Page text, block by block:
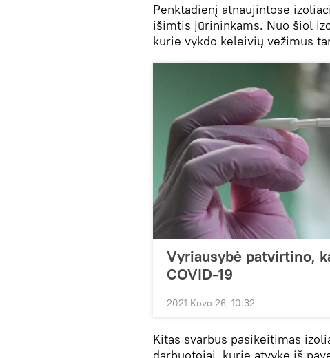
Penktadienį atnaujintose
išimtis jūrininkams. Nuo šiol
kurie vykdo keleivių vežimus
Vyriausybė patvirtino,
COVID-19
2021 Kovo 26, 10:32
Kitas svarbus pasikeitimas
darbuotojai, kurie atvykę iš